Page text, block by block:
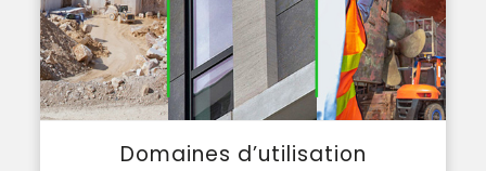
Domaines d’utilisation